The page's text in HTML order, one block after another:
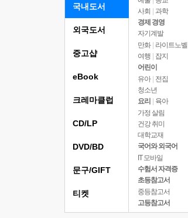
국내도서
사회 | 과학
경제 경영
자기계발
만화 | 라이트노벨
여행
잡지
어린이
유아 | 전집
청소년
요리
육아
가정 살림
건강 취미
대학교재
국어와 외국어
IT 모바일
수험서 자격증
초등참고서
중등참고서
고등참고서
외국도서
중고샵
eBook
크레마클럽
CD/LP
DVD/BD
문구/GIFT
티켓